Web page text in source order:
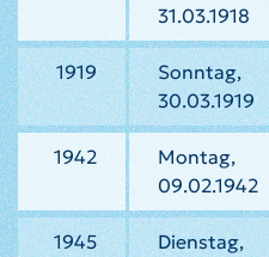
31.03.1918
1919
Sonntag,
30.03.1919
1942
Montag,
09.02.1942
1945
Dienstag,